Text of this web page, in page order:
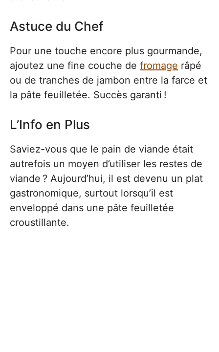
Astuce du Chef
Pour une touche encore plus gourmande,
ajoutez une fine couche de fromage râpé
ou de tranches de jambon entre la farce et
la pâte feuilletée. Succès garanti !
L’Info en Plus
Saviez-vous que le pain de viande était
autrefois un moyen d’utiliser les restes de
viande ? Aujourd’hui, il est devenu un plat
gastronomique, surtout lorsqu’il est
enveloppé dans une pâte feuilletée
croustillante.